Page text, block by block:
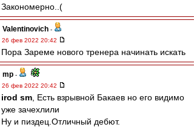
Закономерно..(
Valentinovich -
26 фев 2022 20:42
Пора Зареме нового тренера начинать искать
mp -
26 фев 2022 20:42
irod sm , Есть взрывной Бакаев но его видимо
уже зачехлили
Ну и пиздец.Отличный дебют.